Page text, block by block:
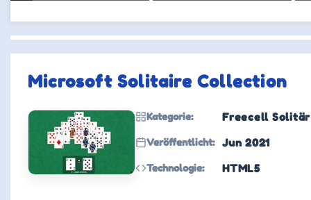
Microsoft Solitaire Collection
Kategorie: Freecell Solitär
Veröffentlicht: Jun 2021
Technologie: HTML5